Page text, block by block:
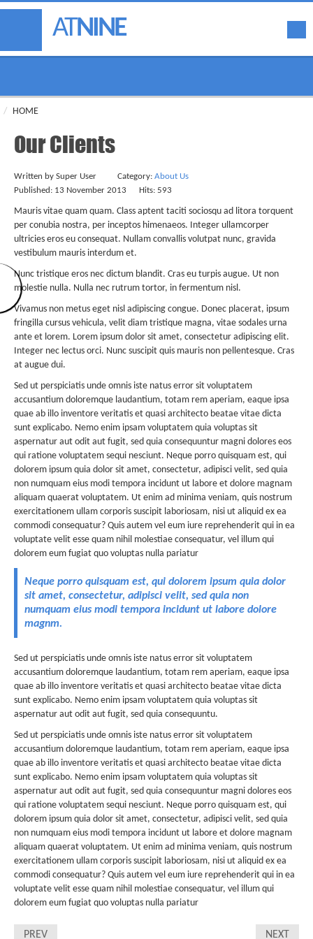
ATNINE
HOME
Our Clients
Written by Super User Category: About Us
Published: 13 November 2013
Hits: 593
Mauris vitae quam quam. Class aptent taciti sociosqu ad litora torquent
per conubia nostra, per inceptos himenaeos. Integer ullamcorper
ultricies eros eu consequat. Nullam convallis volutpat nunc, gravida
vestibulum mauris interdum et.
Nunc tristique eros nec dictum blandit. Cras eu turpis augue. Ut non
molestie nulla. Nulla nec rutrum tortor, in fermentum nisl.
Vivamus non metus eget nisl adipiscing congue. Donec placerat, ipsum
fringilla cursus vehicula, velit diam tristique magna, vitae sodales urna
ante et lorem. Lorem ipsum dolor sit amet, consectetur adipiscing elit.
Integer nec lectus orci. Nunc suscipit quis mauris non pellentesque. Cras
at augue dui.
Sed ut perspiciatis unde omnis iste natus error sit voluptatem
accusantium doloremque laudantium, totam rem aperiam, eaque ipsa
quae ab illo inventore veritatis et quasi architecto beatae vitae dicta
sunt explicabo. Nemo enim ipsam voluptatem quia voluptas sit
aspernatur aut odit aut fugit, sed quia consequuntur magni dolores eos
qui ratione voluptatem sequi nesciunt. Neque porro quisquam est, qui
dolorem ipsum quia dolor sit amet, consectetur, adipisci velit, sed quia
non numquam eius modi tempora incidunt ut labore et dolore magnam
aliquam quaerat voluptatem. Ut enim ad minima veniam, quis nostrum
exercitationem ullam corporis suscipit laboriosam, nisi ut aliquid ex ea
commodi consequatur? Quis autem vel eum iure reprehenderit qui in ea
voluptate velit esse quam nihil molestiae consequatur, vel illum qui
dolorem eum fugiat quo voluptas nulla pariatur
Neque porro quisquam est, qui dolorem ipsum quia dolor
sit amet, consectetur, adipisci velit, sed quia non
numquam eius modi tempora incidunt ut labore dolore
magnm.
Sed ut perspiciatis unde omnis iste natus error sit voluptatem
accusantium doloremque laudantium, totam rem aperiam, eaque ipsa
quae ab illo inventore veritatis et quasi architecto beatae vitae dicta
sunt explicabo. Nemo enim ipsam voluptatem quia voluptas sit
aspernatur aut odit aut fugit, sed quia consequuntu.
Sed ut perspiciatis unde omnis iste natus error sit voluptatem
accusantium doloremque laudantium, totam rem aperiam, eaque ipsa
quae ab illo inventore veritatis et quasi architecto beatae vitae dicta
sunt explicabo. Nemo enim ipsam voluptatem quia voluptas sit
aspernatur aut odit aut fugit, sed quia consequuntur magni dolores eos
qui ratione voluptatem sequi nesciunt. Neque porro quisquam est, qui
dolorem ipsum quia dolor sit amet, consectetur, adipisci velit, sed quia
non numquam eius modi tempora incidunt ut labore et dolore magnam
aliquam quaerat voluptatem. Ut enim ad minima veniam, quis nostrum
exercitationem ullam corporis suscipit laboriosam, nisi ut aliquid ex ea
commodi consequatur? Quis autem vel eum iure reprehenderit qui in ea
voluptate velit esse quam nihil molestiae consequatur, vel illum qui
dolorem eum fugiat quo voluptas nulla pariatur
PREV NEXT